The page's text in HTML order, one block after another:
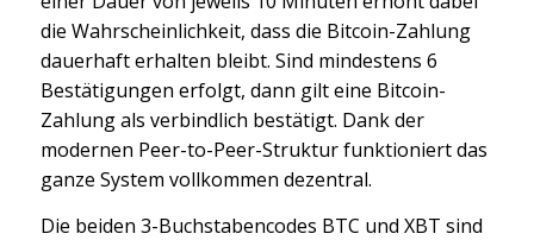
die Wahrscheinlichkeit, dass die Bitcoin-Zahlung
dauerhaft erhalten bleibt. Sind mindestens 6
Bestätigungen erfolgt, dann gilt eine Bitcoin-
Zahlung als verbindlich bestätigt. Dank der
modernen Peer-to-Peer-Struktur funktioniert das
ganze System vollkommen dezentral.
Die beiden 3-Buchstabencodes BTC und XBT sind